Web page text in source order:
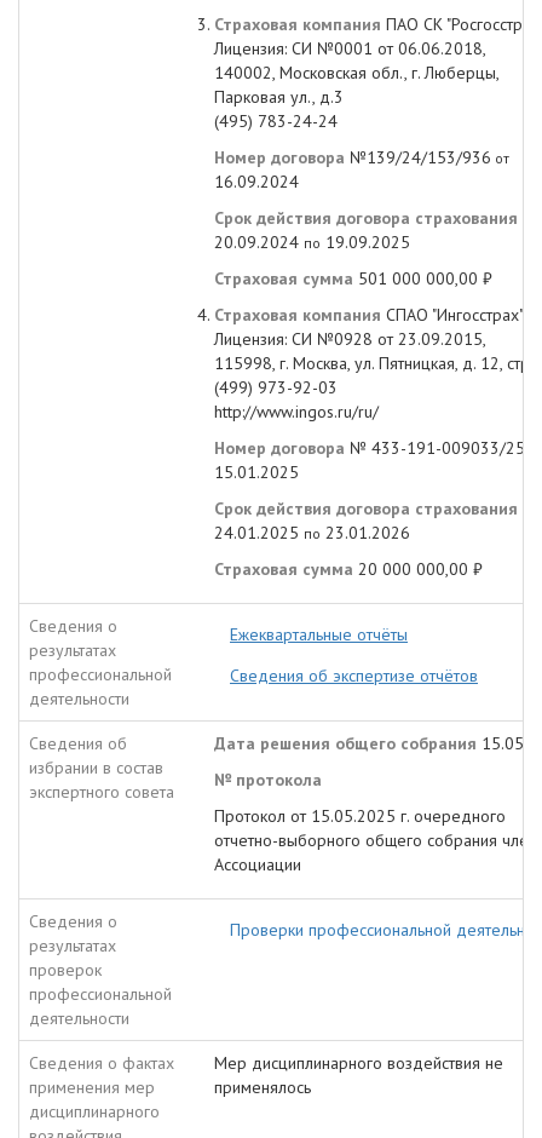
Страховая компания ПАО СК
Лицензия: СИ №0001 от 06.06.2018,
140002, Московская обл., г. Люберцы,
Парковая ул., д.3
(495) 783-24-24
Номер договора №139/24/153/936 от
16.09.2024
Срок действия договора страхования
20.09.2024 по 19.09.2025
Страховая сумма 501 000 000,00 ₽
Страховая компания СПАО "Ингосстрах"
Лицензия: СИ №0928 от 23.09.2015,
115998, г. Москва, ул. Пятницкая, д. 12, стр.
(499) 973-92-03
http://www.ingos.ru/ru/
Номер договора № 433-191-009033/25
15.01.2025
Срок действия договора страхования
24.01.2025 по 23.01.2026
Страховая сумма 20 000 000,00 ₽
Сведения о
результатах
профессиональной
деятельности
Ежеквартальные отчёты
Сведения об экспертизе отчётов
Сведения об
избрании в состав
экспертного совета
Дата решения общего собрания
№ протокола
Протокол от 15.05.2025 г. очередного
отчетно-выборного общего собрания
Ассоциации
Сведения о
результатах
проверок
профессиональной
деятельности
Проверки профессиональной
Сведения о фактах
применения мер
дисциплинарного
Мер дисциплинарного воздействия не
применялось